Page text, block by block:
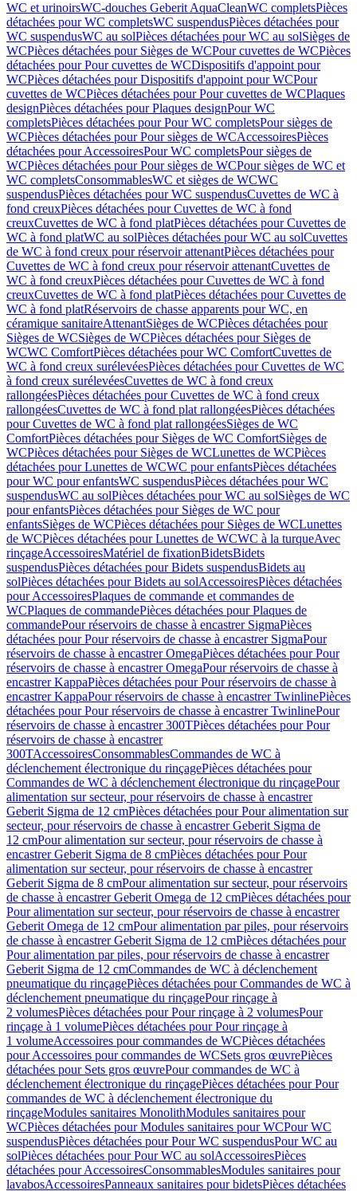
WC et urinoirsWC-douches Geberit AquaCleanWC completsPièces
détachées pour WC completsWC suspendusPièces détachées pour
WC suspendusWC au solPièces détachées pour WC au solSièges de
WCPièces détachées pour Sièges de WCPour cuvettes de WCPièces
détachées pour Pour cuvettes de WCDispositifs d'appoint pour
WCPièces détachées pour Dispositifs d'appoint pour WCPour
cuvettes de WCPièces détachées pour Pour cuvettes de WCPlaques
designPièces détachées pour Plaques designPour WC
completsPièces détachées pour Pour WC completsPour sièges de
WCPièces détachées pour Pour sièges de WCAccessoiresPièces
détachées pour AccessoiresPour WC completsPour sièges de
WCPièces détachées pour Pour sièges de WCPour sièges de WC et
WC completsConsommablesWC et sièges de WCWC
suspendusPièces détachées pour WC suspendusCuvettes de WC à
fond creuxPièces détachées pour Cuvettes de WC à fond
creuxCuvettes de WC à fond platPièces détachées pour Cuvettes de
WC à fond platWC au solPièces détachées pour WC au solCuvettes
de WC à fond creux pour réservoir attenantPièces détachées pour
Cuvettes de WC à fond creux pour réservoir attenantCuvettes de
WC à fond creuxPièces détachées pour Cuvettes de WC à fond
creuxCuvettes de WC à fond platPièces détachées pour Cuvettes de
WC à fond platRéservoirs de chasse apparents pour WC, en
céramique sanitaireAttenantSièges de WCPièces détachées pour
Sièges de WCSièges de WCPièces détachées pour Sièges de
WCWC ComfortPièces détachées pour WC ComfortCuvettes de
WC à fond creux surélevéesPièces détachées pour Cuvettes de WC
à fond creux surélevéesCuvettes de WC à fond creux
rallongéesPièces détachées pour Cuvettes de WC à fond creux
rallongéesCuvettes de WC à fond plat rallongéesPièces détachées
pour Cuvettes de WC à fond plat rallongéesSièges de WC
ComfortPièces détachées pour Sièges de WC ComfortSièges de
WCPièces détachées pour Sièges de WCLunettes de WCPièces
détachées pour Lunettes de WCWC pour enfantsPièces détachées
pour WC pour enfantsWC suspendusPièces détachées pour WC
suspendusWC au solPièces détachées pour WC au solSièges de WC
pour enfantsPièces détachées pour Sièges de WC pour
enfantsSièges de WCPièces détachées pour Sièges de WCLunettes
de WCPièces détachées pour Lunettes de WCWC à la turqueAvec
rinçageAccessoiresMatériel de fixationBidetsBidets
suspendusPièces détachées pour Bidets suspendusBidets au
solPièces détachées pour Bidets au solAccessoiresPièces détachées
pour AccessoiresPlaques de commande et commandes de
WCPlaques de commandePièces détachées pour Plaques de
commandePour réservoirs de chasse à encastrer SigmaPièces
détachées pour Pour réservoirs de chasse à encastrer SigmaPour
réservoirs de chasse à encastrer OmegaPièces détachées pour Pour
réservoirs de chasse à encastrer OmegaPour réservoirs de chasse à
encastrer KappaPièces détachées pour Pour réservoirs de chasse à
encastrer KappaPour réservoirs de chasse à encastrer TwinlinePièces
détachées pour Pour réservoirs de chasse à encastrer TwinlinePour
réservoirs de chasse à encastrer 300TPièces détachées pour Pour
réservoirs de chasse à encastrer
300TAccessoiresConsommablesCommandes de WC à
déclenchement électronique du rinçagePièces détachées pour
Commandes de WC à déclenchement électronique du rinçagePour
alimentation sur secteur, pour réservoirs de chasse à encastrer
Geberit Sigma de 12 cmPièces détachées pour Pour alimentation sur
secteur, pour réservoirs de chasse à encastrer Geberit Sigma de
12 cmPour alimentation sur secteur, pour réservoirs de chasse à
encastrer Geberit Sigma de 8 cmPièces détachées pour Pour
alimentation sur secteur, pour réservoirs de chasse à encastrer
Geberit Sigma de 8 cmPour alimentation sur secteur, pour réservoirs
de chasse à encastrer Geberit Omega de 12 cmPièces détachées pour
Pour alimentation sur secteur, pour réservoirs de chasse à encastrer
Geberit Omega de 12 cmPour alimentation par piles, pour réservoirs
de chasse à encastrer Geberit Sigma de 12 cmPièces détachées pour
Pour alimentation par piles, pour réservoirs de chasse à encastrer
Geberit Sigma de 12 cmCommandes de WC à déclenchement
pneumatique du rinçagePièces détachées pour Commandes de WC à
déclenchement pneumatique du rinçagePour rinçage à
2 volumesPièces détachées pour Pour rinçage à 2 volumesPour
rinçage à 1 volumePièces détachées pour Pour rinçage à
1 volumeAccessoires pour commandes de WCPièces détachées
pour Accessoires pour commandes de WCSets gros œuvrePièces
détachées pour Sets gros œuvrePour commandes de WC à
déclenchement électronique du rinçagePièces détachées pour Pour
commandes de WC à déclenchement électronique du
rinçageModules sanitaires MonolithModules sanitaires pour
WCPièces détachées pour Modules sanitaires pour WCPour WC
suspendusPièces détachées pour Pour WC suspendusPour WC au
solPièces détachées pour Pour WC au solAccessoiresPièces
détachées pour AccessoiresConsommablesModules sanitaires pour
lavabosAccessoiresPanneaux sanitaires pour bidetsPièces détachées